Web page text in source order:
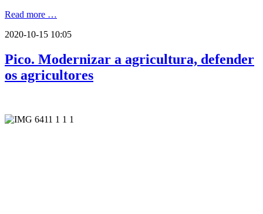
Read more …
2020-10-15 10:05
Pico. Modernizar a agricultura, defender
os agricultores